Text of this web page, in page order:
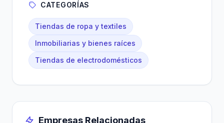
CATEGORÍAS
Tiendas de ropa y textiles
Inmobiliarias y bienes raíces
Tiendas de electrodomésticos
Empresas Relacionadas